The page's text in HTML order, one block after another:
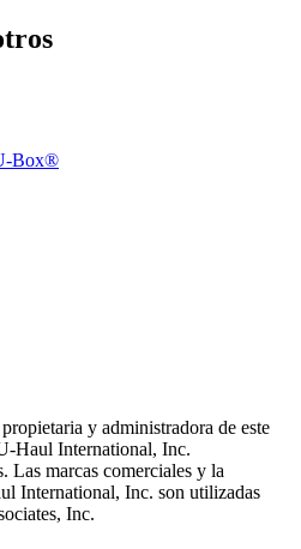
Box®
y administradora de este
Haul International, Inc.
Las marcas comerciales y la
International, Inc. son utilizadas
Inc.